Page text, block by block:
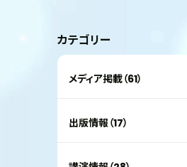
カテゴリー
メディア掲載（61）
出版情報（17）